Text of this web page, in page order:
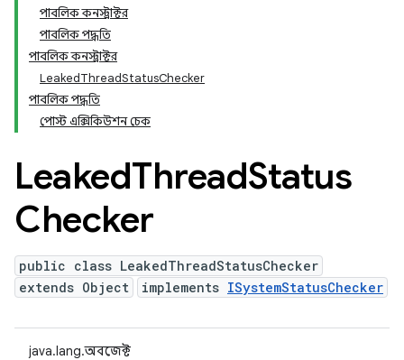
পাবলিক কনস্ট্রাক্টর
পাবলিক পদ্ধতি
পাবলিক কনস্ট্রাক্টর
LeakedThreadStatusChecker
পাবলিক পদ্ধতি
পোস্ট এক্সিকিউশন চেক
LeakedThreadStatus
Checker
public class LeakedThreadStatusChecker
extends Object
implements ISystemStatusChecker
java.lang.অবজেক্ট